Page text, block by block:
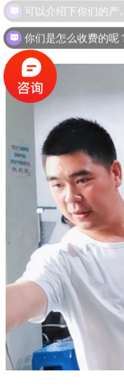
你们是怎么收费的呢